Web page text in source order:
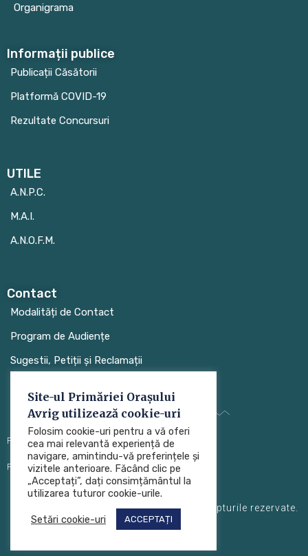
Organigrama
Informații publice
Publicații Căsătorii
Platformă COVID-19
Rezultate Concursuri
UTILE
A.N.P.C.
M.A.I.
A.N.O.F.M.
Contact
Modalități de Contact
Program de Audiențe
Sugestii, Petiții și Reclamații
Protecția datelor cu caracter personal (GDPR)
Politica de utilizare a cookie-urilor
Primăria Orașului Avrig © 2024. Toate drepturile rezervate.
Site-ul Primăriei Orașului
Avrig utilizează cookie-uri
Folosim cookie-uri pentru a vă oferi
cea mai relevantă experiență de
navigare, amintindu-vă preferințele și
vizitele anterioare. Făcând clic pe
„Acceptați”, dați consimțământul la
utilizarea tuturor cookie-urile.
Setări cookie-uri ACCEPTAȚI